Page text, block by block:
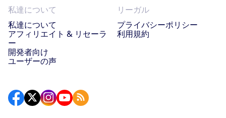
私達について
私達について
アフィリエイト & リセーラ
ー
開発者向け
ユーザーの声
リーガル
プライバシーポリシー
利用規約